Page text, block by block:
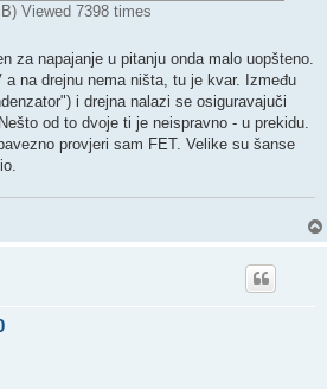
Viewed 7398 times
za napajanje u pitanju onda malo uopšteno.
na drejnu nema ništa, tu je kvar. Između
i drejna nalazi se osiguravajuči
od to dvoje ti je neispravno - u prekidu.
provjeri sam FET. Velike su šanse